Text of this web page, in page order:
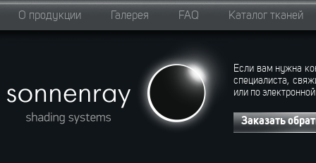
О продукции Галерея FAQ Каталог тканей
Если вам нужна
специалиста,
или по
Заказать